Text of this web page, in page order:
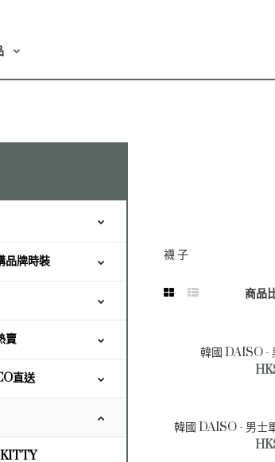
品牌時裝
賣
直送
襪 子
商品
韓國 DAISO -
韓國 DAISO - 男士